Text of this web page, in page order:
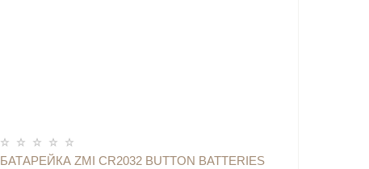
БАТАРЕЙКА ZMI CR2032 BUTTON BATTERIES
ОПОВЕСТИТЬ